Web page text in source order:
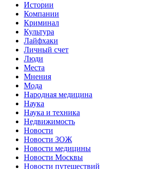
Истории
Компании
Криминал
Культура
Лайфхаки
Личный счет
Люди
Места
Мнения
Мода
Народная медицина
Наука
Наука и техника
Недвижимость
Новости
Новости ЗОЖ
Новости медицины
Новости Москвы
Новости путешествий